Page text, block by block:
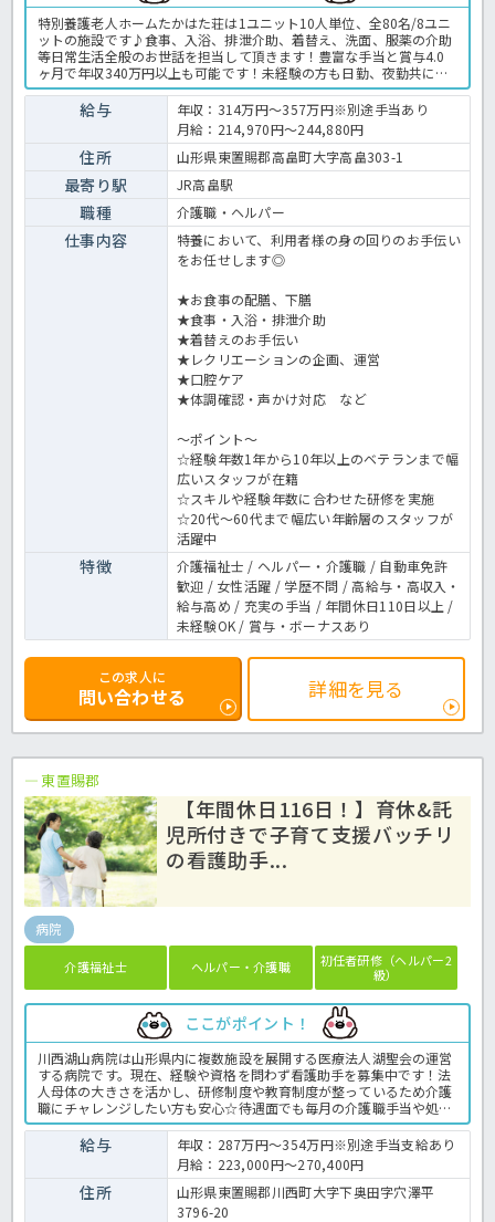
特別養護老人ホームたかはた荘は1ユニット10人単位、全80名/8ユニ
ットの施設です♪食事、入浴、排泄介助、着替え、洗面、服薬の介助
等日常生活全般のお世話を担当して頂きます！豊富な手当と賞与4.0
ヶ月で年収340万円以上も可能です！未経験の方も日勤、夜勤共に複
数名の職員で指導致しますので、安心してお仕事ができますよ！実績
のある法人なので、豊富な手当や充実した福利厚生があるのも嬉しい
ですね！長く腰を据えて働きたい方にもオススメの求人です☆特養で
の介護業務全般です。 ＜介護職 正職員 特別養護老人ホームの求人
給与
年収：314万円～357万円※別途手当あり
月給：214,970円～244,880円
住所 山形県東置賜郡高畠町大字高畠303-1
最寄り駅 JR高畠駅
職種 介護職・ヘルパー
仕事内容
特養において、利用者様の身の回りのお手伝い
をお任せします◎
★お食事の配膳、下膳
★食事・入浴・排泄介助
★着替えのお手伝い
★レクリエーションの企画、運営
★口腔ケア
★体調確認・声かけ対応 など
～ポイント～
☆経験年数1年から10年以上のベテランまで幅
広いスタッフが在籍
☆スキルや経験年数に合わせた研修を実施
☆20代～60代まで幅広い年齢層のスタッフが
活躍中
特徴
介護福祉士 / ヘルパー・介護職 / 自動車免許
歓迎 / 女性活躍 / 学歴不問 / 高給与・高収入・
給与高め / 充実の手当 / 年間休日110日以上 /
未経験OK / 賞与・ボーナスあり
この求人に
問い合わせる 詳細を見る
東置賜郡
【年間休日116日！】育休&託
児所付きで子育て支援バッチリ
の看護助手...
病院
介護福祉士 ヘルパー・介護職
初任者研修（ヘルパー2
級）
ここがポイント！
川西湖山病院は山形県内に複数施設を展開する医療法人湖聖会の運営
する病院です。現在、経験や資格を問わず看護助手を募集中です！法
人母体の大きさを活かし、研修制度や教育制度が整っているため介護
職にチャレンジしたい方も安心☆待遇面でも毎月の介護職手当や処遇
改善補助手当の支給と手厚いためスタートから経済面でも安定してお
仕事が出来ますよ。子育て支援にも力を入れており、員内保育園の設
置や育休制度と充実の内容◎単身の方向けの寮も川西町内にございま
すので、エリア外からの移住希望の方も是非お気軽にほっ介護までお
問い合わせください！病院での介護業務全般です。 ＜介護職 正職
給与
年収：287万円～354万円※別途手当支給あり
月給：223,000円～270,400円
住所
山形県東置賜郡川西町大字下奥田字穴澤平
3796-20